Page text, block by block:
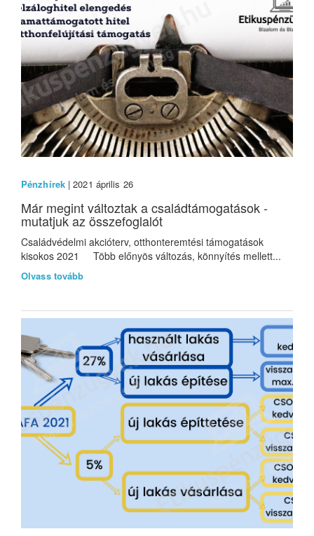
Pénzhírek| 2021 április 26
Már megint változtak a családtámogatások -
mutatjuk az összefoglalót
Családvédelmi akcióterv, otthonteremtési támogatások
kisokos 2021 Több előnyös változás, könnyítés mellett...
Olvass tovább